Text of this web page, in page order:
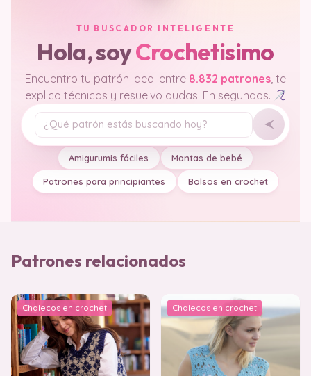
TU BUSCADOR INTELIGENTE
Hola, soyCrochetisimo
Encuentro tu patrón ideal entre 8.832 patrones, te
explico técnicas y resuelvo dudas. En segundos.
Tu pregunta
Amigurumis fáciles Mantas de bebé
Patrones para principiantes Bolsos en crochet
Patrones relacionados
Chalecos en crochet Chalecos en crochet